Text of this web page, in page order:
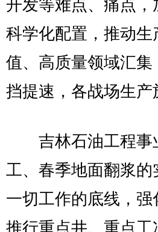
开发等难点、痛点
科学化配置，推动
值、高质量领域汇
挡提速，各战场生产
吉林石油工程事
工、春季地面翻浆
一切工作的底线，
推行重点井、重点工